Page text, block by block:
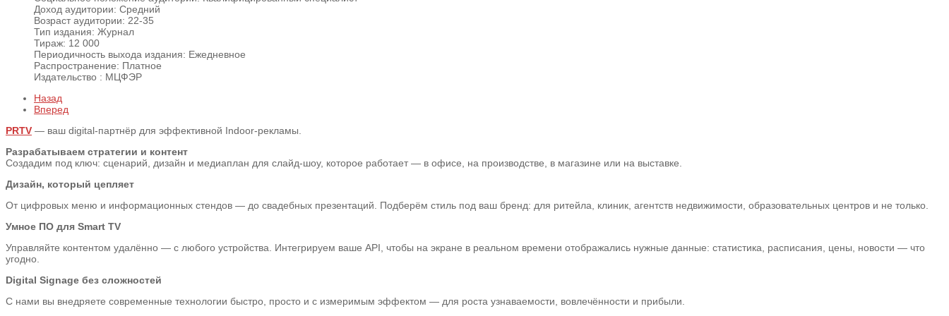
Доход аудитории: Средний
Возраст аудитории: 22-35
Тип издания: Журнал
Тираж: 12 000
Периодичность выхода издания: Ежедневное
Распространение: Платное
Издательство : МЦФЭР
Назад
Вперед
PRTV — ваш digital-партнёр для эффективной Indoor-рекламы.
Разрабатываем стратегии и контент
Создадим под ключ: сценарий, дизайн и медиаплан для слайд-шоу, которое работает — в офисе, на производстве, в магазине или на выставке.
Дизайн, который цепляет
От цифровых меню и информационных стендов — до свадебных презентаций. Подберём стиль под ваш бренд: для ритейла, клиник, агентств недвижимости, образовательных центров и не только.
Умное ПО для Smart TV
Управляйте контентом удалённо — с любого устройства. Интегрируем ваше API, чтобы на экране в реальном времени отображались нужные данные: статистика, расписания, цены, новости — что
угодно.
Digital Signage без сложностей
С нами вы внедряете современные технологии быстро, просто и с измеримым эффектом — для роста узнаваемости, вовлечённости и прибыли.